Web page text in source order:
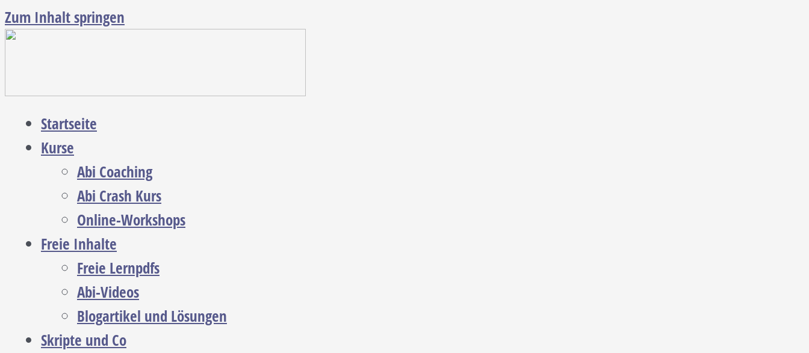
Zum Inhalt springen
Startseite
Kurse
Abi Coaching
Abi Crash Kurs
Online-Workshops
Freie Inhalte
Freie Lernpdfs
Abi-Videos
Blogartikel und Lösungen
Skripte und Co